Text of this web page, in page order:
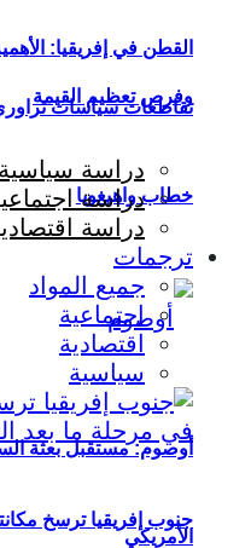
تقاطعات سياسات تراوري
خطاب واهيغويا
أوصوم: مستقبل بعثة
الأمريكي
القطن في إفريقيا: الأهمية
وفرص تعظيم القيمة
دراسة سياسية
دراسة اجتماعية
دراسة اقتصادية
ترجمات
جميع المواد
اجتماعية
اقتصادية
سياسية
جنوب إفريقيا ترسخ